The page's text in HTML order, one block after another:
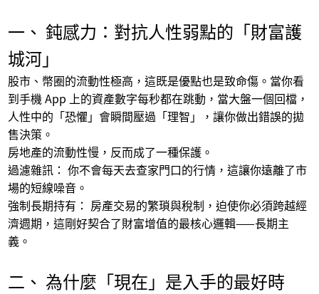
系列報導
買房TeaTalk
趨勢帶路
其他
投資理財與資產配置
一、 鈍感力：對抗人性弱點的「財富護
城河」
股市、幣圈的流動性極高，這既是優點也是致命傷。當你看
到手機 App 上的資產數字每秒都在跳動，當大盤一個回檔，
人性中的「恐懼」會瞬間壓過「理智」，讓你做出錯誤的拋
售決策。
房地產的流動性慢，反而成了一種保護。
過濾雜訊： 你不會每天去查家門口的行情，這讓你遠離了市
場的短線噪音。
強制長期持有： 房產交易的繁瑣與稅制，迫使你必須跨越經
濟週期，這剛好契合了財富增值的最核心邏輯——長期主
義。
二、 為什麼「現在」是入手的最好時